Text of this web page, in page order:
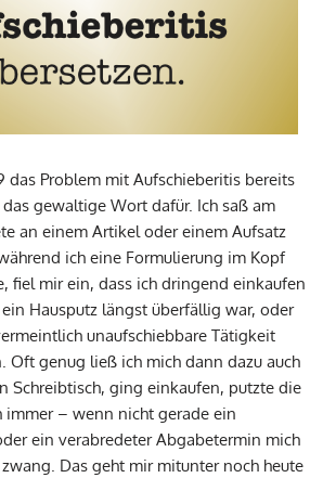
das Problem mit Aufschieberitis bereits
gewaltige Wort dafür. Ich saß am
an einem Artikel oder einem Aufsatz
ich eine Formulierung im Kopf
fiel mir ein, dass ich dringend einkaufen
Hausputz längst überfällig war, oder
unaufschiebbare Tätigkeit
Oft genug ließ ich mich dann dazu auch
Schreibtisch, ging einkaufen, putzte die
immer – wenn nicht gerade ein
ein verabredeter Abgabetermin mich
Das geht mir mitunter noch heute